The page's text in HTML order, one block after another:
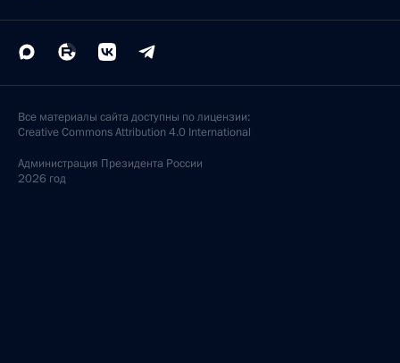
Все материалы сайта доступны по лицензии:
Creative Commons Attribution 4.0 International
Администрация Президента России
2026 год